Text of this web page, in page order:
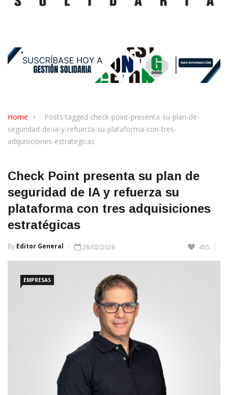
Home
Posts tagged check-point-presenta-su-plan-de-
seguridad-de-ia-y-refuerza-su-plataforma-con-tres-
adquisiciones-estrategicas
Check Point presenta su plan de
seguridad de IA y refuerza su
plataforma con tres adquisiciones
estratégicas
By Editor General 28/02/2026 455
EMPRESAS